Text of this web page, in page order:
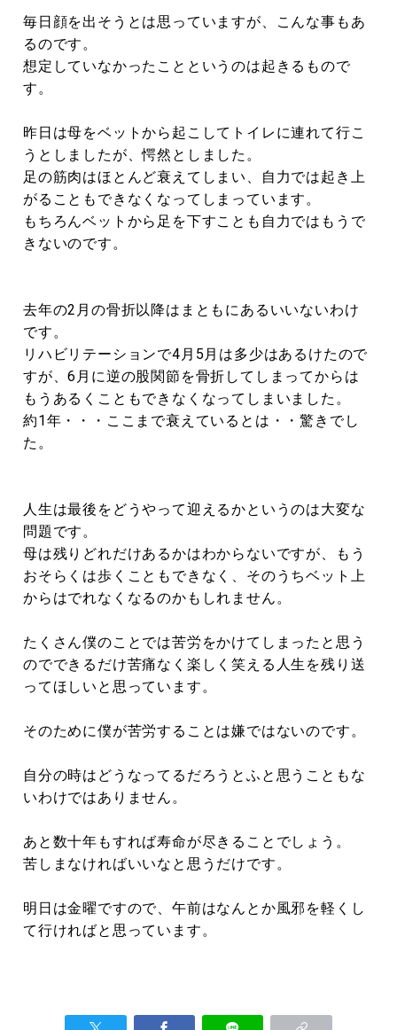
毎日顔を出そうとは思っていますが、こんな事もあ
るのです。
想定していなかったことというのは起きるもので
す。
昨日は母をベットから起こしてトイレに連れて行こ
うとしましたが、愕然としました。
足の筋肉はほとんど衰えてしまい、自力では起き上
がることもできなくなってしまっています。
もちろんベットから足を下すことも自力ではもうで
きないのです。
去年の2月の骨折以降はまともにあるいいないわけ
です。
リハビリテーションで4月5月は多少はあるけたので
すが、6月に逆の股関節を骨折してしまってからは
もうあるくこともできなくなってしまいました。
約1年・・・ここまで衰えているとは・・驚きでし
た。
人生は最後をどうやって迎えるかというのは大変な
問題です。
母は残りどれだけあるかはわからないですが、もう
おそらくは歩くこともできなく、そのうちベット上
からはでれなくなるのかもしれません。
たくさん僕のことでは苦労をかけてしまったと思う
のでできるだけ苦痛なく楽しく笑える人生を残り送
ってほしいと思っています。
そのために僕が苦労することは嫌ではないのです。
自分の時はどうなってるだろうとふと思うこともな
いわけではありません。
あと数十年もすれば寿命が尽きることでしょう。
苦しまなければいいなと思うだけです。
明日は金曜ですので、午前はなんとか風邪を軽くし
て行ければと思っています。